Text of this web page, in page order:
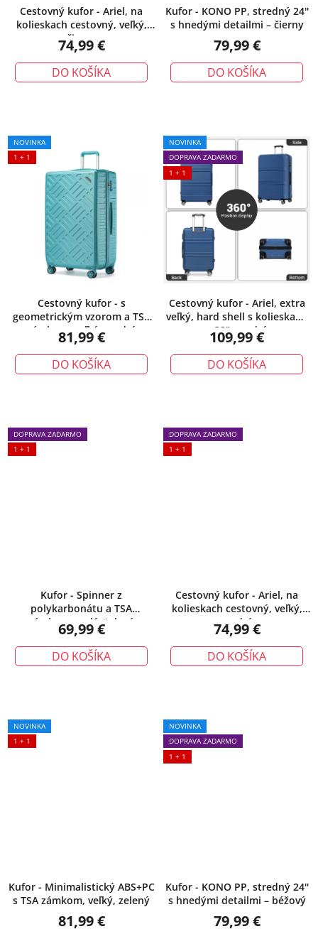
Cestovný kufor - Ariel, na
kolieskach cestovný, veľký,
čierny
74,99 €
DO KOŠÍKA
Kufor - KONO PP, stredný 24''
s hnedými detailmi – čierny
79,99 €
DO KOŠÍKA
NOVINKA
1 + 1
Cestovný kufor - s
geometrickým vzorom a TSA
zámkom, veľký, modrý
81,99 €
DO KOŠÍKA
NOVINKA
DOPRAVA ZADARMO
1 + 1
Cestovný kufor - Ariel, extra
veľký, hard shell s kolieskami
– 32", modrý
109,99 €
DO KOŠÍKA
DOPRAVA ZADARMO
1 + 1
Kufor - Spinner z
polykarbonátu a TSA
zámkom, malý, telový
69,99 €
DO KOŠÍKA
DOPRAVA ZADARMO
1 + 1
Cestovný kufor - Ariel, na
kolieskach cestovný, veľký,
modrý
74,99 €
DO KOŠÍKA
NOVINKA
1 + 1
Kufor - Minimalistický ABS+PC
s TSA zámkom, veľký, zelený
81,99 €
NOVINKA
DOPRAVA ZADARMO
1 + 1
Kufor - KONO PP, stredný 24''
s hnedými detailmi – béžový
79,99 €